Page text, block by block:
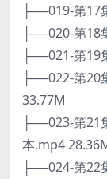
├──019-第17
├──020-第18
├──021-第19
├──022-第20
33.77M
├──023-第21
本.mp4
├──024-第22